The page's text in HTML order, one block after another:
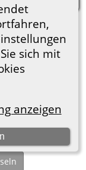
sich mit
anzeigen
2001-2026.